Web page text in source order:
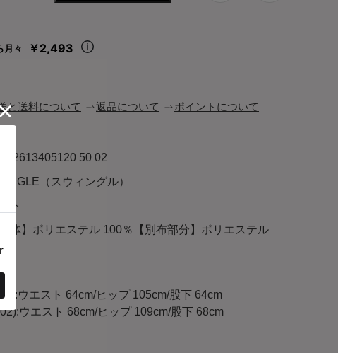
月々 ￥2,493
と送料について 返品について ポイントについて
50 02
（スウィングル）
ト
本体】ポリエステル 100％【別布部分】ポリエステル
％
ウエスト 64cm/ヒップ 105cm/股下 64cm
ウエスト 68cm/ヒップ 109cm/股下 68cm